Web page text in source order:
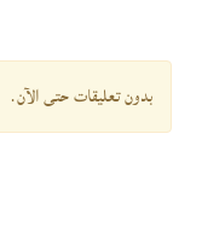
بدون تعليقات حتى الآن.